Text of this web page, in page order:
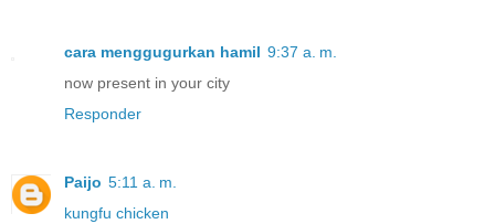
cara menggugurkan hamil 9:37 a. m.
now present in your city
Responder
Paijo 5:11 a. m.
kungfu chicken